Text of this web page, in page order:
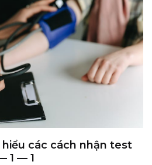
hiểu các cách nhận test
1 — 1